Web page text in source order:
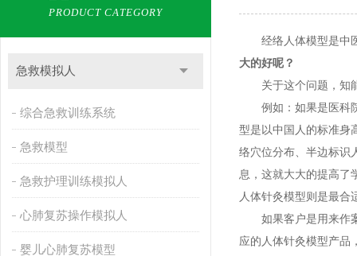
PRODUCT CATEGORY
急救模拟人
综合急救训练系统
急救模型
急救护理训练模拟人
心肺复苏操作模拟人
婴儿心肺复苏模型
经络人体模型是中医
大的好呢？
关于这个问题，知能
例如：如果是医科院
型是以中国人的标准身
络穴位分布、半边标识
息，这就大大的提高了
人体针灸模型则是最合
如果客户是用来作案
应的人体针灸模型产品